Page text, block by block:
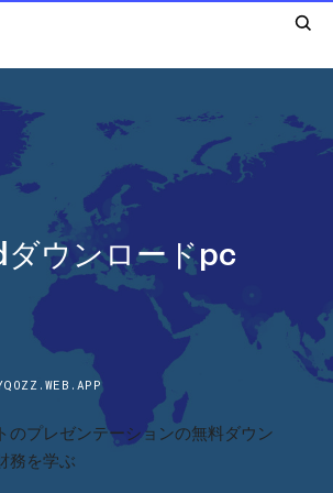
ウンロードpc
のプレゼンテーションの無料ダウン
務を学ぶ